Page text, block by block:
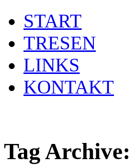
START
TRESEN
LINKS
KONTAKT
Tag Archive: